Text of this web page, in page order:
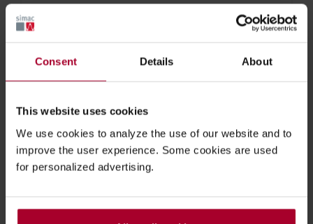
Consent Details About
This website uses cookies
We use cookies to analyze the use of our website and to
improve the user experience. Some cookies are used
for personalized advertising.
Regelmatig krijgen wij de vraag: wat is het
verschil tussen MTP® en MPO connectoren?
antwoord op deze vraag!
Ontvang het kennisdocument 'Wat is het verschil
tussen MTP® en MPO connectoren?' gratis!